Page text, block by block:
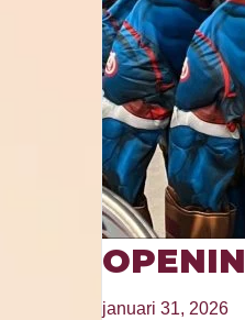
januari 31, 2026